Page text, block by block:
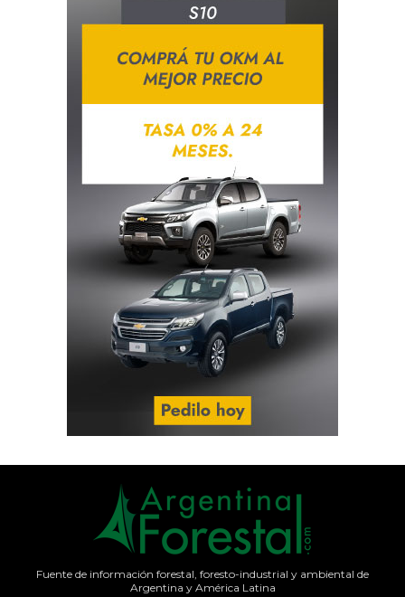
Fuente de información forestal, foresto-industrial y ambiental de
Argentina y América Latina